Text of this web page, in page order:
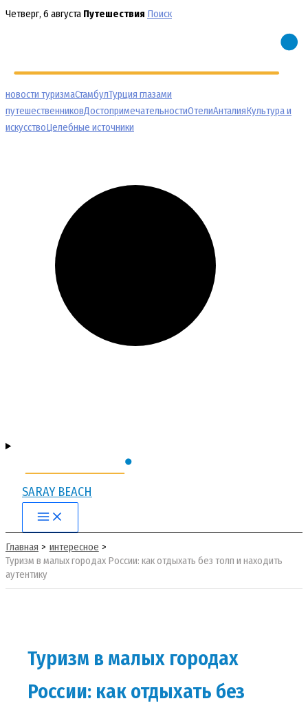
Перейти
Четверг, 6 августа Путешествия Поиск
новости туризмаСтамбулТурция глазами
путешественниковДостопримечательностиОтелиАнталияКультура и
искусствоЦелебные источники
SARAY BEACH
Main
Menu
Главная
интересное
Туризм в малых городах России: как отдыхать без толп и находить
аутентику
Туризм в малых городах
России: как отдыхать без